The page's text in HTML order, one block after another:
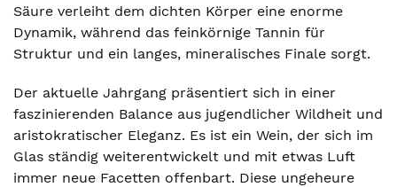
Säure verleiht dem dichten Körper eine enorme
Dynamik, während das feinkörnige Tannin für
Struktur und ein langes, mineralisches Finale sorgt.
Der aktuelle Jahrgang präsentiert sich in einer
faszinierenden Balance aus jugendlicher Wildheit und
aristokratischer Eleganz. Es ist ein Wein, der sich im
Glas ständig weiterentwickelt und mit etwas Luft
immer neue Facetten offenbart. Diese ungeheure